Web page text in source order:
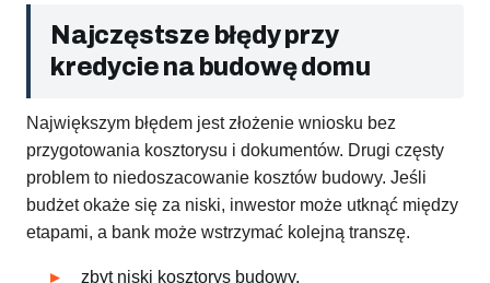
Najczęstsze błędy przy
kredycie na budowę domu
Największym błędem jest złożenie wniosku bez
przygotowania kosztorysu i dokumentów. Drugi częsty
problem to niedoszacowanie kosztów budowy. Jeśli
budżet okaże się za niski, inwestor może utknąć między
etapami, a bank może wstrzymać kolejną transzę.
zbyt niski kosztorys budowy,